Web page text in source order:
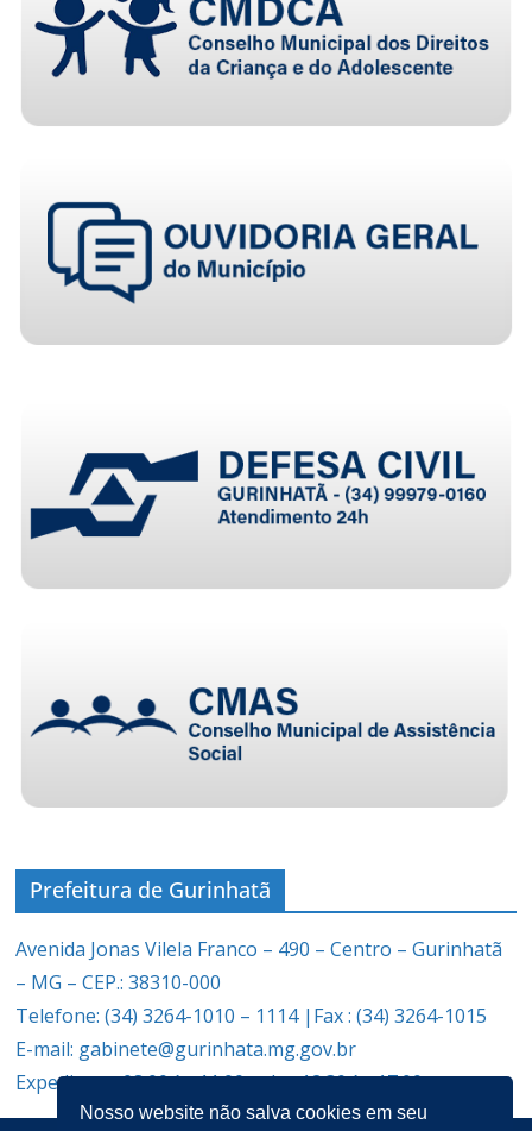
Prefeitura de Gurinhatã
Avenida Jonas Vilela Franco – 490 – Centro – Gurinhatã
– MG – CEP.: 38310-000
Telefone: (34) 3264-1010 – 1114 |Fax : (34) 3264-1015
E-mail: gabinete@gurinhata.mg.gov.br
Expediente: 08:00 às 11:00 e das 12:30 às 17:00
Nosso website não salva cookies em seu